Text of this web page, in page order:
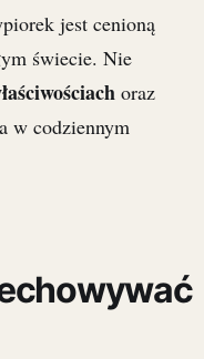
jest cenioną
świecie. Nie
oraz
w codziennym